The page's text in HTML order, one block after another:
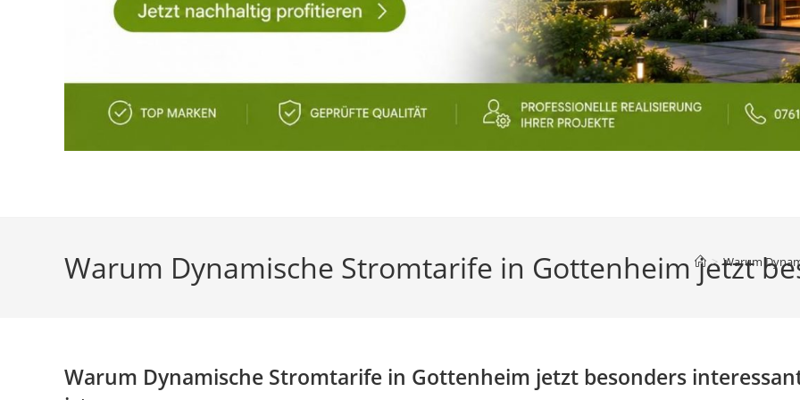
Warum Dynamische Stromtarife in Gottenheim jetzt
> Warum
Warum Dynamische Stromtarife in Gottenheim jetzt besonders